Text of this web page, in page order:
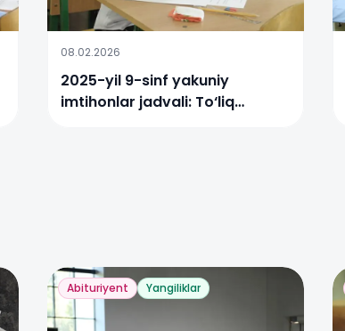
08.02.2026
2025-yil 9-sinf yakuniy
imtihonlar jadvali: To‘liq
Abituriyent Yangiliklar